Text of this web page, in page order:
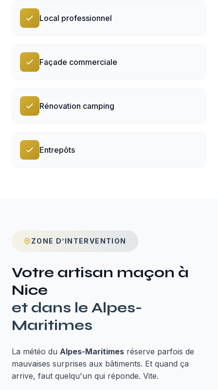
Local professionnel
Façade commerciale
Rénovation camping
Entrepôts
ZONE D’INTERVENTION
Votre artisan maçon à
Nice
et dans le Alpes-
Maritimes
La météo du Alpes-Maritimes réserve parfois de
mauvaises surprises aux bâtiments. Et quand ça
arrive, faut quelqu'un qui réponde. Vite.